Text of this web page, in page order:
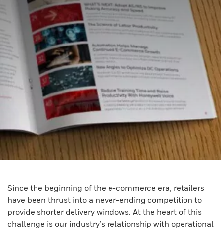
Since the beginning of the e-commerce era, retailers
have been thrust into a never-ending competition to
provide shorter delivery windows. At the heart of this
challenge is our industry’s relationship with operational